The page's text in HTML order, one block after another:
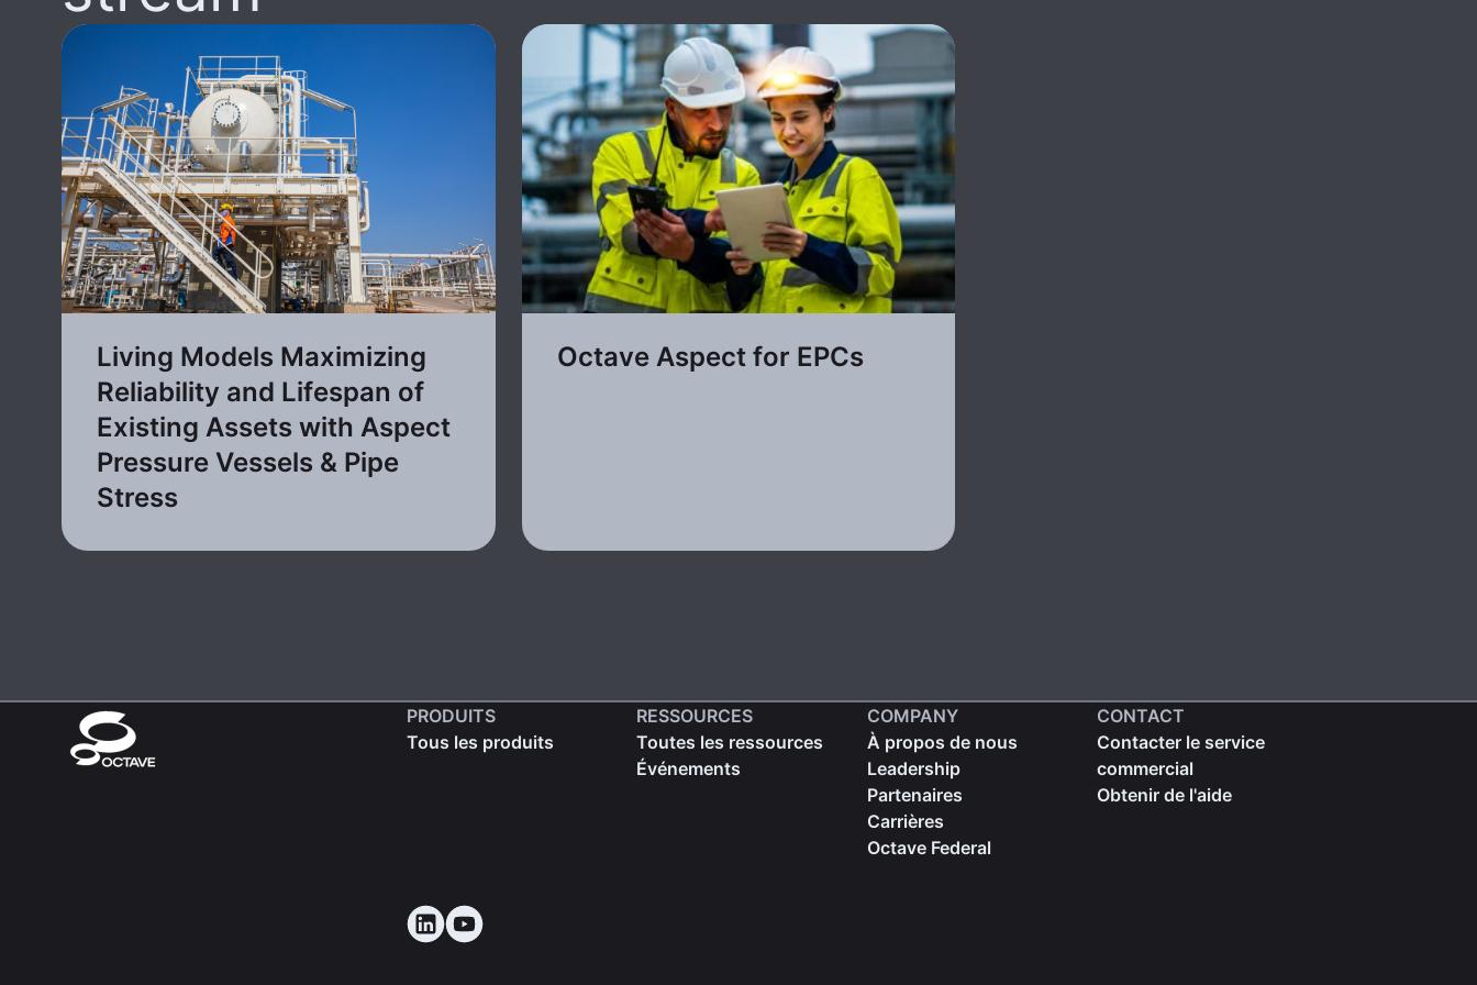
Living Models Maximizing
Reliability and Lifespan of
Existing Assets with Aspect
Pressure Vessels & Pipe
Stress
Octave Aspect for EPCs
PRODUITS
Tous les produits
RESSOURCES
Toutes les ressources
Événements
COMPANY
À propos de nous
Leadership
Partenaires
Carrières
Octave Federal
CONTACT
Contacter le service
commercial
Obtenir de l'aide